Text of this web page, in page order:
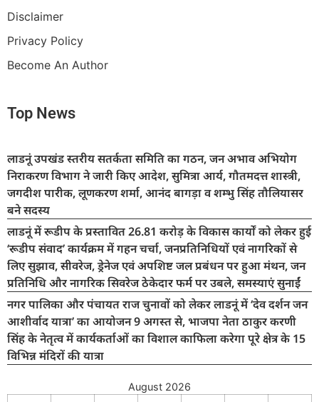
Disclaimer
Privacy Policy
Become An Author
Top News
लाडनूं उपखंड स्तरीय सतर्कता समिति का गठन, जन अभाव अभियोग
निराकरण विभाग ने जारी किए आदेश, सुमित्रा आर्य, गौतमदत्त शास्त्री,
जगदीश पारीक, लूणकरण शर्मा, आनंद बागड़ा व शम्भु सिंह तौलियासर
बने सदस्य
लाडनूं में रूडीप के प्रस्तावित 26.81 करोड़ के विकास कार्यों को लेकर हुई
‘रूडीप संवाद’ कार्यक्रम में गहन चर्चा, जनप्रतिनिधियों एवं नागरिकों से
लिए सुझाव, सीवरेज, ड्रेनेज एवं अपशिष्ट जल प्रबंधन पर हुआ मंथन, जन
प्रतिनिधि और नागरिक सिवरेज ठेकेदार फर्म पर उबले, समस्याएं सुनाईं
नगर पालिका और पंचायत राज चुनावों को लेकर लाडनूं में ‘देव दर्शन जन
आशीर्वाद यात्रा’ का आयोजन 9 अगस्त से, भाजपा नेता ठाकुर करणी
सिंह के नेतृत्व में कार्यकर्ताओं का विशाल काफिला करेगा पूरे क्षेत्र के 15
विभिन्न मंदिरों की यात्रा
August 2026